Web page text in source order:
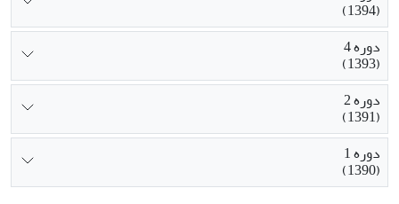
(1394)
دوره 4
(1393)
دوره 2
(1391)
دوره 1
(1390)